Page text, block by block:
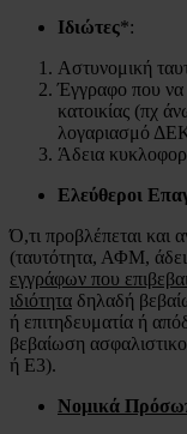
Ιδιώτες*:
Αστυνομική
Έγγραφο που να
κατοικίας (πχ
λογαριασμό
Άδεια
Ελεύθεροι
Ό,τι προβλέπεται και
(ταυτότητα, ΑΦΜ,
εγγράφων που
ιδιότητα δηλαδή
ή επιτηδευματία ή
βεβαίωση
ή Ε3).
Νομικά